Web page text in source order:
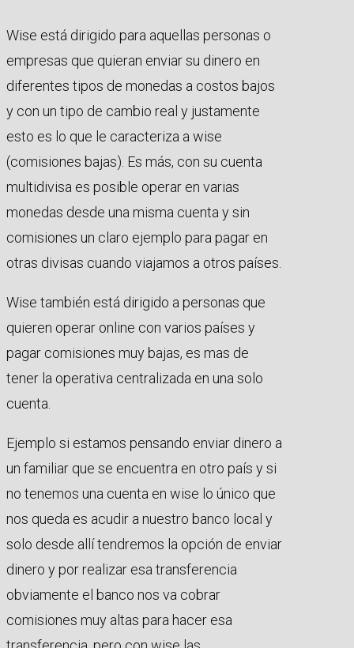
Wise está dirigido para aquellas personas o
empresas que quieran enviar su dinero en
diferentes tipos de monedas a costos bajos
y con un tipo de cambio real y justamente
esto es lo que le caracteriza a wise
(comisiones bajas). Es más, con su cuenta
multidivisa es posible operar en varias
monedas desde una misma cuenta y sin
comisiones un claro ejemplo para pagar en
otras divisas cuando viajamos a otros países.
Wise también está dirigido a personas que
quieren operar online con varios países y
pagar comisiones muy bajas, es mas de
tener la operativa centralizada en una solo
cuenta.
Ejemplo si estamos pensando enviar dinero a
un familiar que se encuentra en otro país y si
no tenemos una cuenta en wise lo único que
nos queda es acudir a nuestro banco local y
solo desde allí tendremos la opción de enviar
dinero y por realizar esa transferencia
obviamente el banco nos va cobrar
comisiones muy altas para hacer esa